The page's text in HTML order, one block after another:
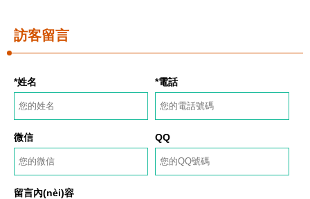
訪客留言
*姓名 *電話
微信 QQ
留言內(nèi)容